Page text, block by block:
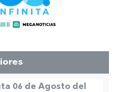
06 de Agosto del